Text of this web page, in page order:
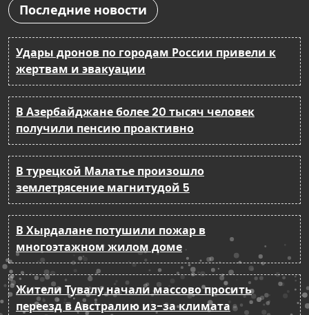
Последние новости
Удары дронов по городам России привели к
жертвам и эвакуации
В Азербайджане более 20 тысяч человек
получили пенсию проактивно
В турецкой Малатье произошло
землетрясение магнитудой 5
В Хырдалане потушили пожар в
многоэтажном жилом доме
Жители Тувалу начали массово просить
переезд в Австралию из-за климата